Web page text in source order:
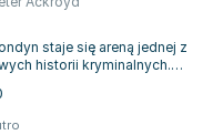
staje się areną jednej z
historii kryminalnych.
serią bru...